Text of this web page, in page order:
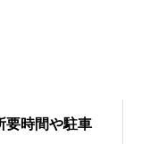
要時間や駐車